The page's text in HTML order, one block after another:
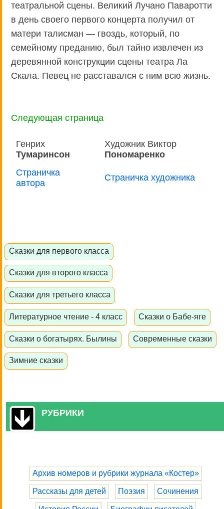
театральной сцены. Великий Лучано Паваротти
в день своего первого концерта получил от
матери талисман — гвоздь, который, по
семейному преданию, был тайно извлечен из
деревянной конструкции сцены театра Ла
Скала. Певец не расставался с ним всю жизнь.
Следующая страница
Генрих
Тумаринсон
Художник Виктор
Пономаренко
Страничка
автора
Страничка художника
Сказки для первого класса
Сказки для второго класса
Сказки для третьего класса
Литературное чтение - 4 класс Сказки о Бабе-яге
Сказки о богатырях. Былины Современные сказки
Зимние сказки
РУБРИКИ
Архив номеров и рубрики журнала «Костер»
Рассказы для детей Поэзия Сочинения